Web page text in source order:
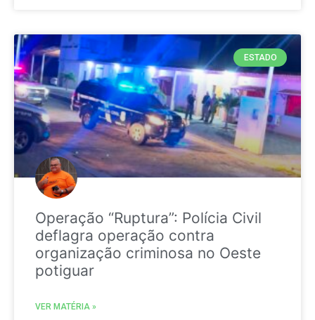
ESTADO
Operação “Ruptura”: Polícia Civil
deflagra operação contra
organização criminosa no Oeste
potiguar
VER MATÉRIA »